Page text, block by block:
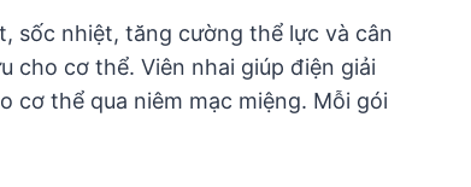
sốc nhiệt, tăng cường thể lực và cân
cho cơ thể. Viên nhai giúp điện giải
cơ thể qua niêm mạc miệng. Mỗi gói